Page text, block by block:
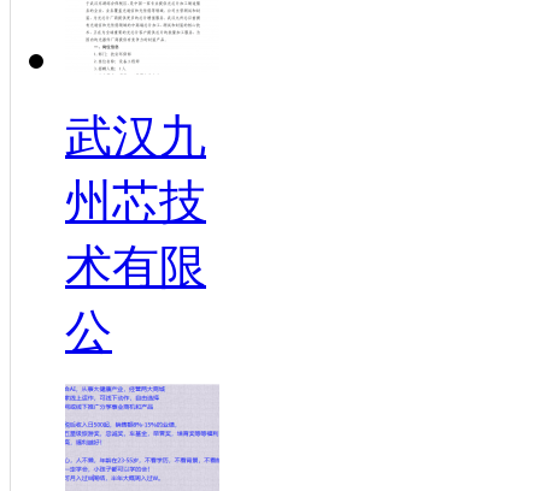
武汉九
州芯技
术有限
公